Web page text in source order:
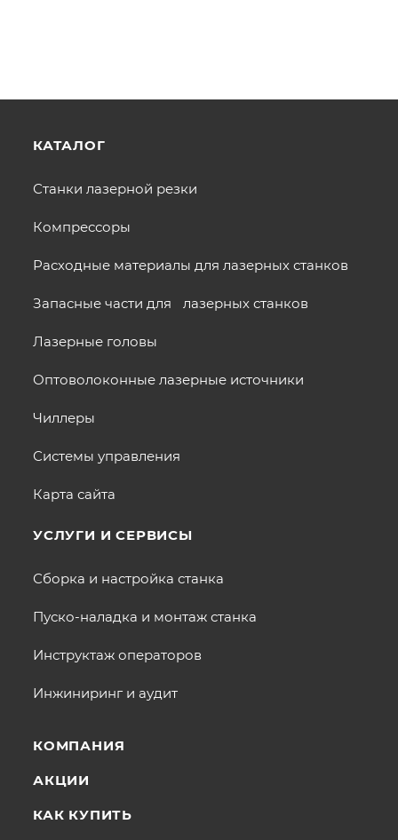
КАТАЛОГ
Станки лазерной резки
Компрессоры
Расходные материалы для лазерных станков
Запасные части для лазерных станков
Лазерные головы
Оптоволоконные лазерные источники
Чиллеры
Системы управления
Карта сайта
УСЛУГИ И СЕРВИСЫ
Сборка и настройка станка
Пуско-наладка и монтаж станка
Инструктаж операторов
Инжиниринг и аудит
КОМПАНИЯ
АКЦИИ
КАК КУПИТЬ